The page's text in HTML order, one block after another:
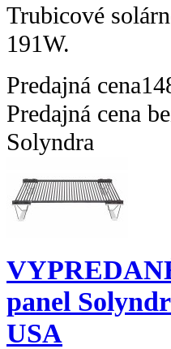
Trubicové
191W.
Predajná cena
Predajná cena
Solyndra
panel
USA